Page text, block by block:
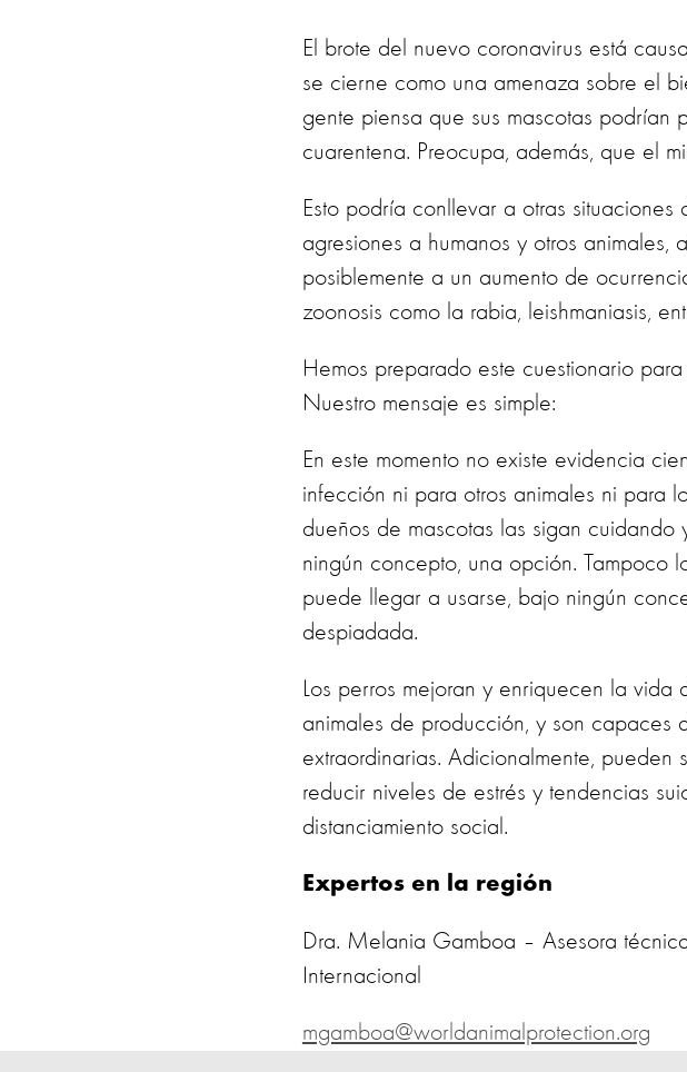
El brote del nuevo coronavirus está
se cierne como una amenaza sobre el
gente piensa que sus mascotas
cuarentena. Preocupa, además, que el
Esto podría conllevar a otras
agresiones a humanos y otros animales,
posiblemente a un aumento de
zoonosis como la rabia, leishmaniasis,
Hemos preparado este cuestionario
Nuestro mensaje es simple:
En este momento no existe evidencia
infección ni para otros animales ni para
dueños de mascotas las sigan
ningún concepto, una opción. Tampoco
puede llegar a usarse, bajo ningún
despiadada.
Los perros mejoran y enriquecen la vida
animales de producción, y son capaces
extraordinarias. Adicionalmente,
reducir niveles de estrés y tendencias
distanciamiento social.
Expertos en la región
Dra. Melania Gamboa – Asesora
Internacional
mgamboa@worldanimalprotection.org